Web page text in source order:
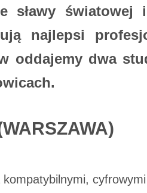
sławy
najlepsi
oddajemy dwa
sprzeciwu i podmiotu, wobec
znajdziesz w dokumencie
Zaufanych Partnerów, jak
przetwarzania danych poprzez
My, nasi Zaufani Partnerzy oraz
treści, badnie odbiorców i